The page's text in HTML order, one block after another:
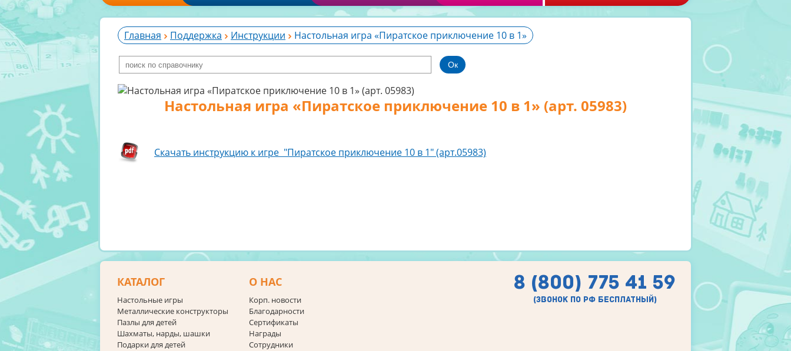
Главная Поддержка Инструкции Настольная игра «Пиратское приключение 10 в 1»
Настольная игра «Пиратское приключение 10 в 1» (арт. 05983)
Скачать инструкцию к игре "Пиратское приключение 10 в 1" (арт.05983)
КАТАЛОГ
Настольные игры
Металлические конструкторы
Пазлы для детей
Шахматы, нарды, шашки
Подарки для детей
О НАС
Корп. новости
Благодарности
Сертификаты
Награды
Сотрудники
8 (800) 775 41 59
(звонок по рф бесплатный)